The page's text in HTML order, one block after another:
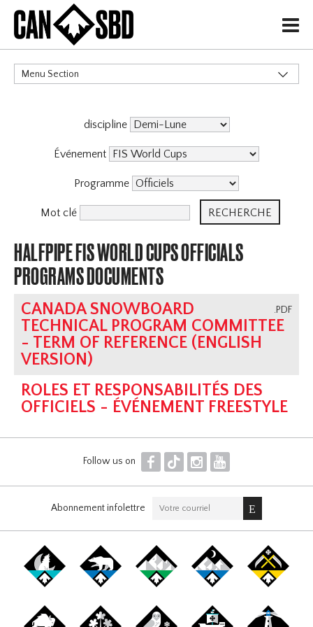
H
Menu Section
discipline
Événement
Programme
Mot clé
HALFPIPE FIS WORLD CUPS OFFICIALS
PROGRAMS DOCUMENTS
.PDF
CANADA SNOWBOARD
TECHNICAL PROGRAM COMMITTEE
- TERM OF REFERENCE (ENGLISH
VERSION)
ROLES ET RESPONSABILITÉS DES
OFFICIELS - ÉVÉNEMENT FREESTYLE
Follow us on F T I Y
Abonnement infolettre